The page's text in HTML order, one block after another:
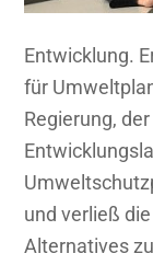
Entwicklung.
für
Regierung,
und verließ
Alternatives